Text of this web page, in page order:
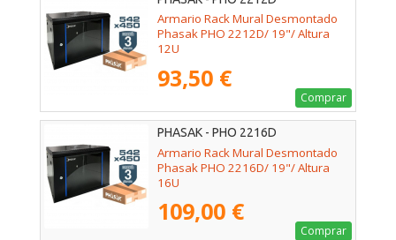
Armario Rack Mural Desmontado
Phasak PHO 2212D/ 19"/ Altura
12U
93,50 €
Comprar
PHASAK - PHO 2216D
Armario Rack Mural Desmontado
Phasak PHO 2216D/ 19"/ Altura
16U
109,00 €
Comprar